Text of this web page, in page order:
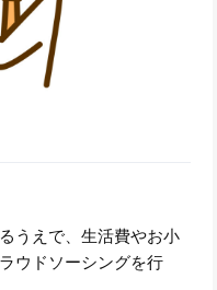
うえで、生活費やお小
ウドソーシングを行